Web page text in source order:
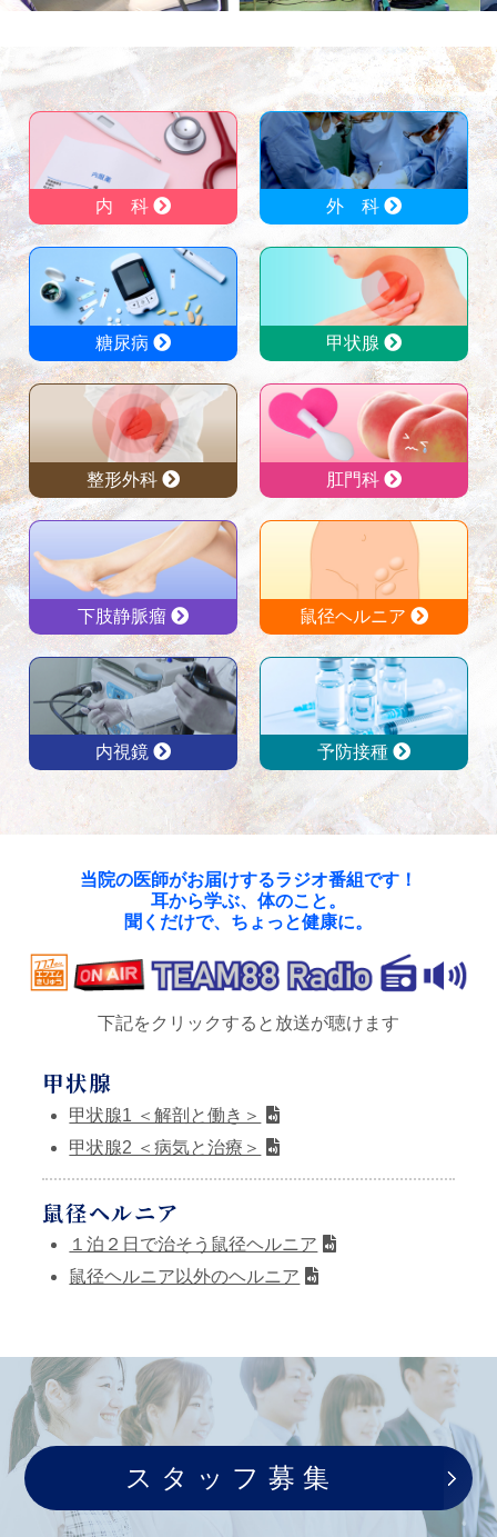
内 科 外 科
糖尿病 甲状腺
整形外科 肛門科
下肢静脈瘤 鼠径ヘルニア
内視鏡 予防接種
当院の医師がお届けするラジオ番組です！
耳から学ぶ、体のこと。
聞くだけで、ちょっと健康に。
下記をクリックすると放送が聴けます
甲状腺
甲状腺1 ＜解剖と働き＞
甲状腺2 ＜病気と治療＞
鼠径ヘルニア
１泊２日で治そう鼠径ヘルニア
鼠径ヘルニア以外のヘルニア
胃カメラ ＜なぜ毎年受けるの?＞
大腸カメラ ＜受ける前に聞いて欲しい話＞
ピロリ菌 ＜誰かに教えたくなるお話＞
下肢静脈瘤
スタッフ募集